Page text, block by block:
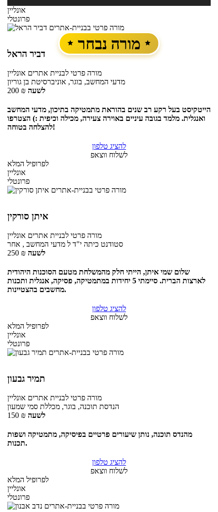
אונליין
פרונטלי
מורה נבחר
דביר הראל
מורה פרטי לבניית אתרים אונליין
מדעי המחשב, בוגר, אוניברסיטת בן גוריון
200 ₪ לשעה
הייטקיסט בעל רקע רב שנים בהוראת מתמטיקה בתיכון, מדעי המחשב
ואנגלית. מלמד בגובה עיניים באוירה צעירה, מכילה וכיפית :) הצטרפו
להצלחה בטוחה!
להציג טלפון
לשלוח ווצאפ
לפרופיל המלא
אונליין
פרונטלי
איתן סורקין
מורה פרטי לבניית אתרים אונליין
סטודנט כיתה י"ד ל מדעי המחשב , אחר
250 ₪ לשעה
שלום שמי איתן, הייתי חלק מהמשלחת מטעם הסוכנות היהודית
לארצות הברית. סיימתי 5 יחידות במתמטיקה, פסיקה, אנגלית ותכנות
מחשבים בהצטיינות.
להציג טלפון
לשלוח ווצאפ
לפרופיל המלא
אונליין
פרונטלי
תמיר גבעון
מורה פרטי לבניית אתרים אונליין
הנדסת תוכנה, בוגר, מכללת סמי שמעון
150 ₪ לשעה
מהנדס תוכנה, נותן שיעורים פרטיים בפיסיקה, מתמטיקה ושפות
תכנות.
להציג טלפון
לשלוח ווצאפ
לפרופיל המלא
אונליין
פרונטלי